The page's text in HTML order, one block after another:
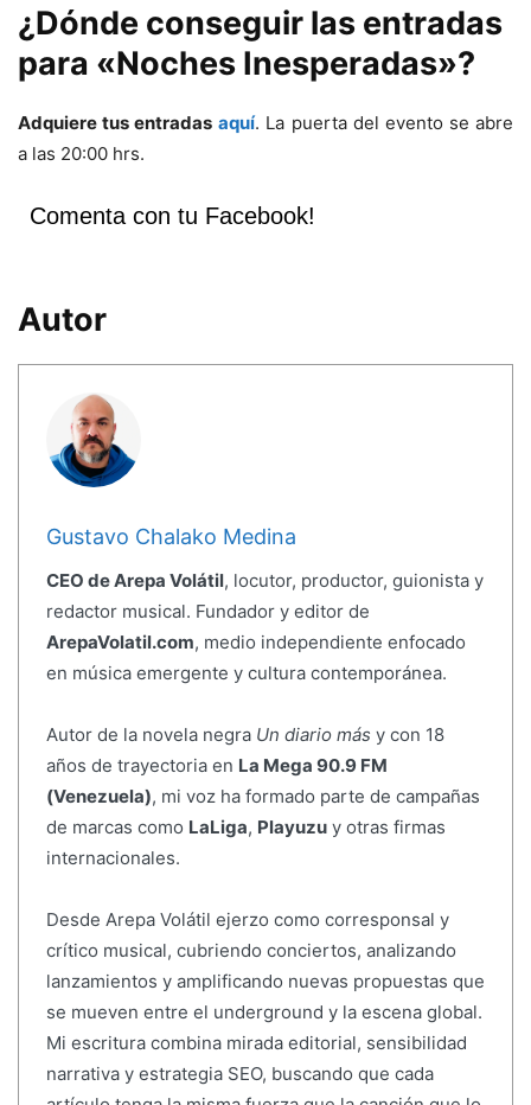
¿Dónde conseguir las entradas
para «Noches Inesperadas»?
Adquiere tus entradas aquí. La puerta del evento se abre
a las 20:00 hrs.
Comenta con tu Facebook!
Autor
Gustavo Chalako Medina
CEO de Arepa Volátil, locutor, productor, guionista y
redactor musical. Fundador y editor de
ArepaVolatil.com, medio independiente enfocado
en música emergente y cultura contemporánea.
Autor de la novela negra Un diario más y con 18
años de trayectoria en La Mega 90.9 FM
(Venezuela), mi voz ha formado parte de campañas
de marcas como LaLiga, Playuzuy otras firmas
internacionales.
Desde Arepa Volátil ejerzo como corresponsal y
crítico musical, cubriendo conciertos, analizando
lanzamientos y amplificando nuevas propuestas que
se mueven entre el underground y la escena global.
Mi escritura combina mirada editorial, sensibilidad
narrativa y estrategia SEO, buscando que cada